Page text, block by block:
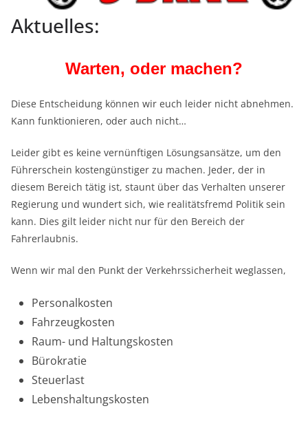
Aktuelles:
Warten, oder machen?
Diese Entscheidung können wir euch leider nicht abnehmen.
Kann funktionieren, oder auch nicht…
Leider gibt es keine vernünftigen Lösungsansätze, um den
Führerschein kostengünstiger zu machen. Jeder, der in
diesem Bereich tätig ist, staunt über das Verhalten unserer
Regierung und wundert sich, wie realitätsfremd Politik sein
kann. Dies gilt leider nicht nur für den Bereich der
Fahrerlaubnis.
Wenn wir mal den Punkt der Verkehrssicherheit weglassen,
Personalkosten
Fahrzeugkosten
Raum- und Haltungskosten
Bürokratie
Steuerlast
Lebenshaltungskosten